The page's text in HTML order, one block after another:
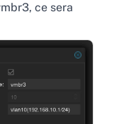
ce sera